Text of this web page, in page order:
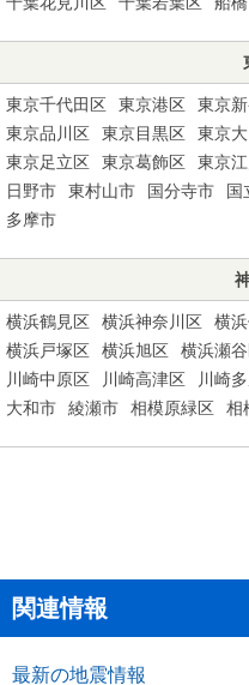
東京千代田区 東京港区 東京
東京品川区
東京目黒区 東京
東京足立区
東京葛飾区 東京
日野市
東村山市 国分寺市 国
多摩市
横浜鶴見区 横浜神奈川区 横
横浜戸塚区
横浜旭区 横浜瀬
川崎中原区
川崎高津区 川崎
大和市
綾瀬市 相模原緑区 相
関連情報
最新の地震情報